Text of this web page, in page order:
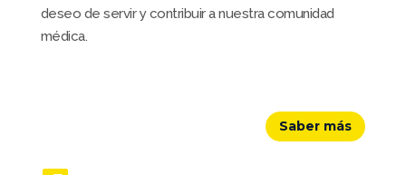
deseo de servir y contribuir a nuestra comunidad
médica.
Saber más